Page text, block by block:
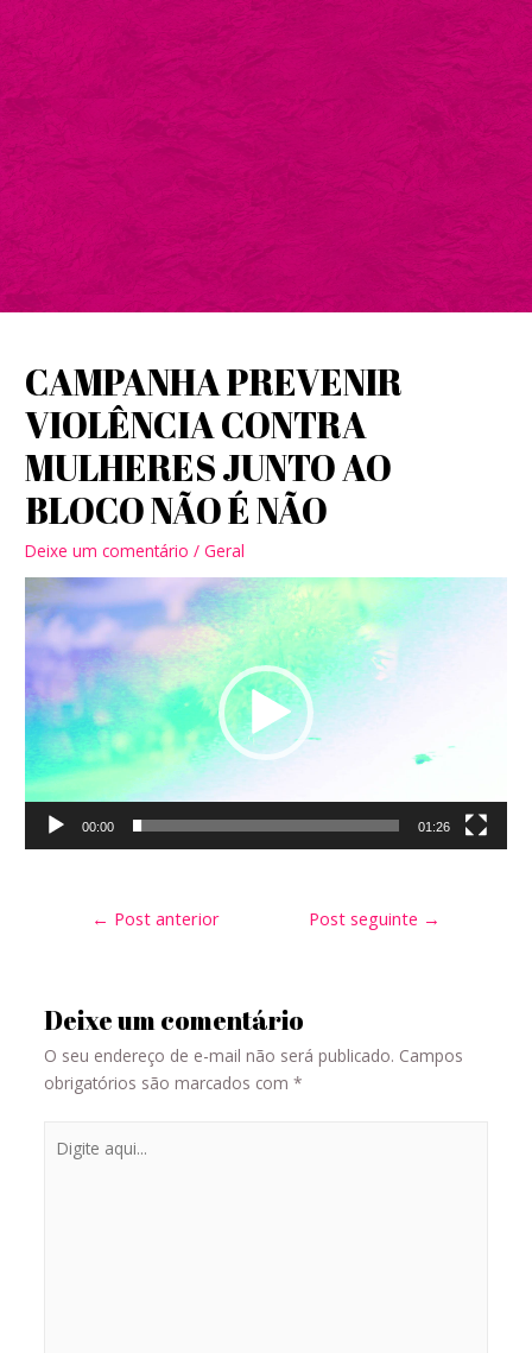
CAMPANHA PREVENIR
VIOLÊNCIA CONTRA
MULHERES JUNTO AO
BLOCO NÃO É NÃO
Deixe um comentário /Geral
Tocador
de
vídeo
00:00 01:26
← Post anterior Post seguinte →
Deixe um comentário
O seu endereço de e-mail não será publicado. Campos
obrigatórios são marcados com *